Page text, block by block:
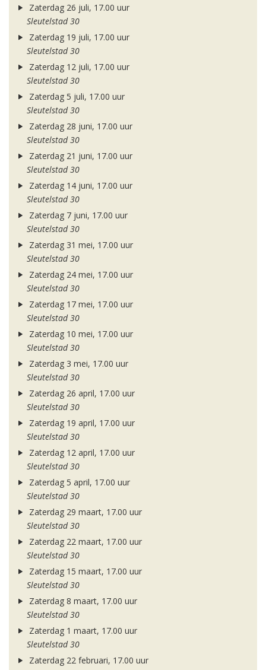
Zaterdag 26 juli, 17.00 uur
Sleutelstad 30
Zaterdag 19 juli, 17.00 uur
Sleutelstad 30
Zaterdag 12 juli, 17.00 uur
Sleutelstad 30
Zaterdag 5 juli, 17.00 uur
Sleutelstad 30
Zaterdag 28 juni, 17.00 uur
Sleutelstad 30
Zaterdag 21 juni, 17.00 uur
Sleutelstad 30
Zaterdag 14 juni, 17.00 uur
Sleutelstad 30
Zaterdag 7 juni, 17.00 uur
Sleutelstad 30
Zaterdag 31 mei, 17.00 uur
Sleutelstad 30
Zaterdag 24 mei, 17.00 uur
Sleutelstad 30
Zaterdag 17 mei, 17.00 uur
Sleutelstad 30
Zaterdag 10 mei, 17.00 uur
Sleutelstad 30
Zaterdag 3 mei, 17.00 uur
Sleutelstad 30
Zaterdag 26 april, 17.00 uur
Sleutelstad 30
Zaterdag 19 april, 17.00 uur
Sleutelstad 30
Zaterdag 12 april, 17.00 uur
Sleutelstad 30
Zaterdag 5 april, 17.00 uur
Sleutelstad 30
Zaterdag 29 maart, 17.00 uur
Sleutelstad 30
Zaterdag 22 maart, 17.00 uur
Sleutelstad 30
Zaterdag 15 maart, 17.00 uur
Sleutelstad 30
Zaterdag 8 maart, 17.00 uur
Sleutelstad 30
Zaterdag 1 maart, 17.00 uur
Sleutelstad 30
Zaterdag 22 februari, 17.00 uur